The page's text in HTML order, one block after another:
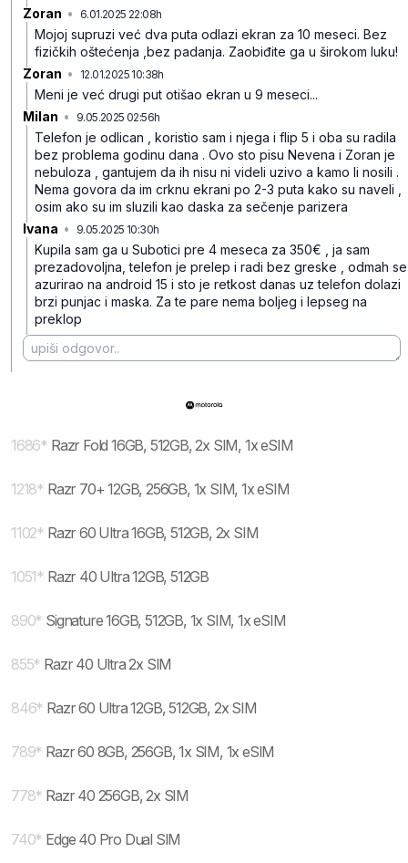
Zoran • 6.01.2025 22:08h
Mojoj supruzi već dva puta odlazi ekran za 10 meseci. Bez
fizičkih oštećenja ,bez padanja. Zaobiđite ga u širokom luku!
Zoran • 12.01.2025 10:38h
Meni je već drugi put otišao ekran u 9 meseci...
Milan • 9.05.2025 02:56h
Telefon je odlican , koristio sam i njega i flip 5 i oba su radila
bez problema godinu dana . Ovo sto pisu Nevena i Zoran je
nebuloza , gantujem da ih nisu ni videli uzivo a kamo li nosili .
Nema govora da im crknu ekrani po 2-3 puta kako su naveli ,
osim ako su im sluzili kao daska za sečenje parizera
Ivana • 9.05.2025 10:30h
Kupila sam ga u Subotici pre 4 meseca za 350€ , ja sam
prezadovoljna, telefon je prelep i radi bez greske , odmah se
azurirao na android 15 i sto je retkost danas uz telefon dolazi
brzi punjac i maska. Za te pare nema boljeg i lepseg na
preklop
1686* Razr Fold 16GB, 512GB, 2x SIM, 1x eSIM
1218* Razr 70+ 12GB, 256GB, 1x SIM, 1x eSIM
1102* Razr 60 Ultra 16GB, 512GB, 2x SIM
1051* Razr 40 Ultra 12GB, 512GB
890* Signature 16GB, 512GB, 1x SIM, 1x eSIM
855* Razr 40 Ultra 2x SIM
846* Razr 60 Ultra 12GB, 512GB, 2x SIM
789* Razr 60 8GB, 256GB, 1x SIM, 1x eSIM
778* Razr 40 256GB, 2x SIM
740* Edge 40 Pro Dual SIM